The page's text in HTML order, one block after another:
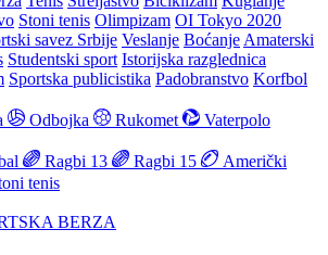
Stoni tenis Olimpizam OI Tokyo 2020
savez Srbije Veslanje Boćanje Amaterski
Studentski sport Istorijska razglednica
Sportska publicistika Padobranstvo Korfbol
Odbojka Rukomet
Vaterpolo
Ragbi 13 Ragbi 15
Američki
tenis
BERZA